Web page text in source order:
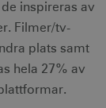
inspireras av
Filmer/tv-
plats samt
hela 27% av